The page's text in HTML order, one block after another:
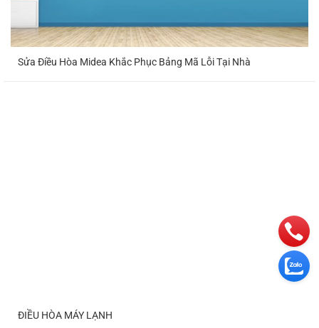
Sửa Điều Hòa Midea Khắc Phục Bảng Mã Lỗi Tại Nhà
ĐIỀU HÒA MÁY LẠNH